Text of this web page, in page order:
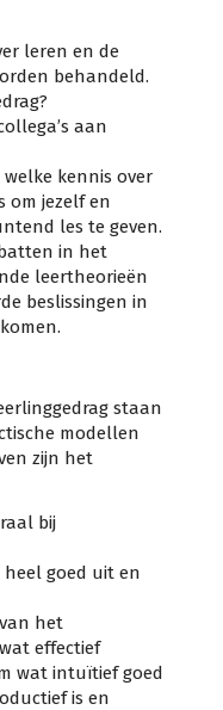
leren en de
behandeld.
aan
kennis over
om jezelf en
les te geven.
in het
leertheorieën
beslissingen in
staan
modellen
zijn het
bij
heel goed uit en
het
effectief
wat intuïtief goed
is en